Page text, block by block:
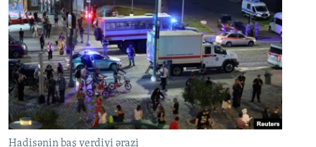
Hadisənin baş verdiyi ərazi